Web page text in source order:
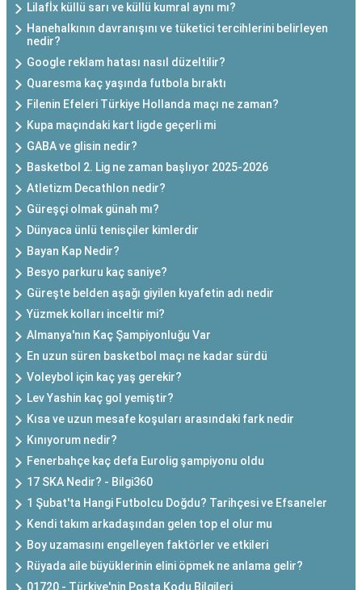
Lilafİx küllü sarı ve küllü kumral aynı mı?
Hanehalkının davranışını ve tüketici tercihlerini belirleyen
nedir?
Google reklam hatası nasıl düzeltilir?
Quaresma kaç yaşında futbola bıraktı
Filenin Efeleri Türkiye Hollanda maçı ne zaman?
Kupa maçındaki kart ligde geçerli mi
GABA ve glisin nedir?
Basketbol 2. Lig ne zaman başlıyor 2025-2026
Atletizm Decathlon nedir?
Güreşçi olmak günah mı?
Dünyaca ünlü tenisçiler kimlerdir
Bayan Kap Nedir?
Besyo parkuru kaç saniye?
Güreşte belden aşağı giyilen kıyafetin adı nedir
Yüzmek kolları inceltir mi?
Almanya'nın Kaç Şampiyonluğu Var
En uzun süren basketbol maçı ne kadar sürdü
Voleybol için kaç yaş gerekir?
Lev Yashin kaç gol yemiştir?
Kısa ve uzun mesafe koşuları arasındaki fark nedir
Kınıyorum nedir?
Fenerbahçe kaç defa Eurolig şampiyonu oldu
17 SKA Nedir? - Bilgi360
1 Şubat'ta Hangi Futbolcu Doğdu? Tarihçesi ve Efsaneler
Kendi takım arkadaşından gelen top el olur mu
Boy uzamasını engelleyen faktörler ve etkileri
Rüyada aile büyüklerinin elini öpmek ne anlama gelir?
01720 - Türkiye'nin Posta Kodu Bilgileri